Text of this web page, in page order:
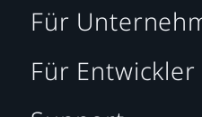
Für
Für Entwickler